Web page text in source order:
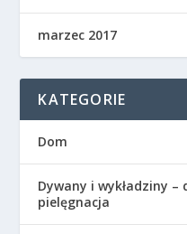
marzec 2017
KATEGORIE
Dom
Dywany i wykładziny
pielęgnacja